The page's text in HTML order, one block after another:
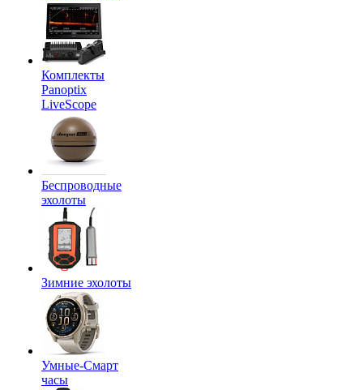
Комплекты
Panoptix
LiveScope
Беспроводные
эхолоты
Зимние эхолоты
Умные-Смарт
часы